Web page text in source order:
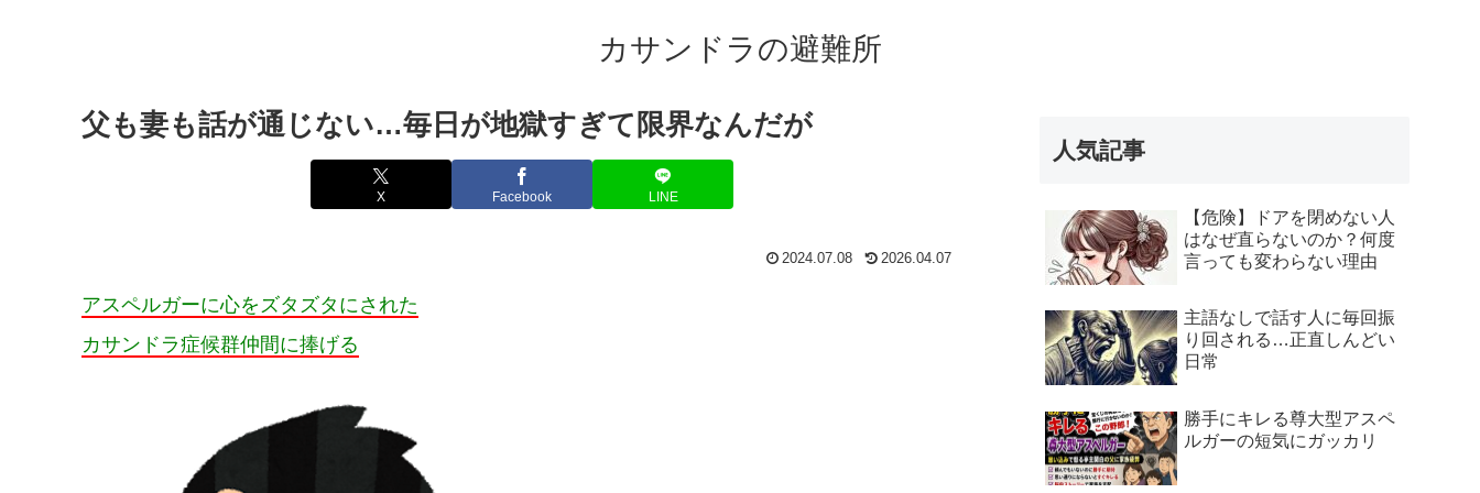
カサンドラの避難所
父も妻も話が通じない…毎日が地獄すぎて限界なんだが
X Facebook LINE
2024.07.08 2026.04.07
アスペルガーに心をズタズタにされた
カサンドラ症候群仲間に捧げる
人気記事
【危険】ドアを閉めない人
はなぜ直らないのか？何度
言っても変わらない理由
主語なしで話す人に毎回振
り回される…正直しんどい
日常
勝手にキレる尊大型アスペ
ルガーの短気にガッカリ